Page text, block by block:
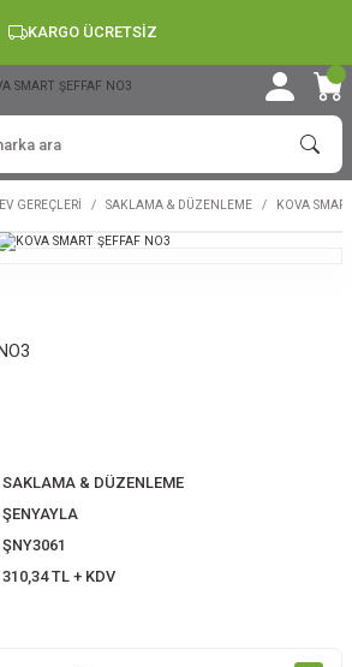
KARGO ÜCRETSİZ
GEREÇLERİ SAKLAMA & DÜZENLEME KOVA
SAKLAMA & DÜZENLEME
ŞENYAYLA
ŞNY3061
310,34 TL + KDV